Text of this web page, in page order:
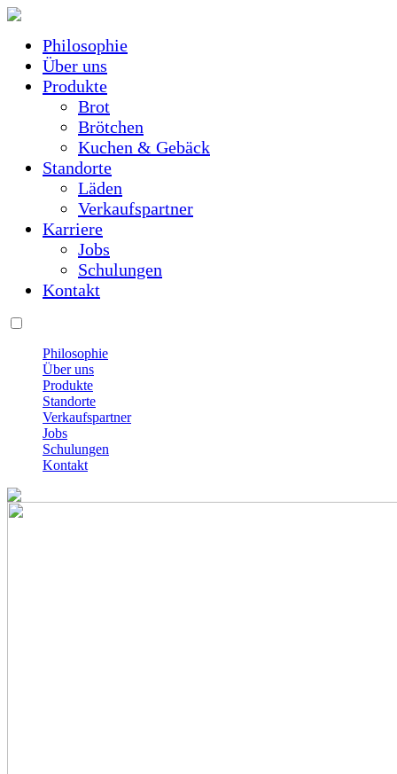
Philosophie
Über uns
Produkte
Brot
Brötchen
Kuchen & Gebäck
Standorte
Läden
Verkaufspartner
Karriere
Jobs
Schulungen
Kontakt
Philosophie
Über uns
Produkte
Standorte
Verkaufspartner
Jobs
Schulungen
Kontakt